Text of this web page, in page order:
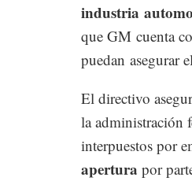
industria
que GM cuenta
puedan asegurar
El directivo
la administración
interpuestos por
apertura por